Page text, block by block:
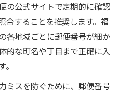
チェックで失敗を防ぐ方
発送前の見直しポイント
所の整理術を解説
力ミスをなくすテクニッ
の公式サイトで定期的に確認
合することを推奨します。福
各地域ごとに郵便番号が細か
的な町名や丁目まで正確に入
ミスを防ぐために、郵便番号